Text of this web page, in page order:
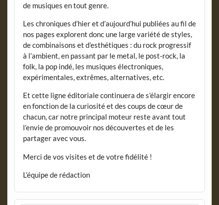
de musiques en tout genre.
Les chroniques d’hier et d’aujourd’hui publiées au fil de
nos pages explorent donc une large variété de styles,
de combinaisons et d’esthétiques : du rock progressif
à l’ambient, en passant par le metal, le post-rock, la
folk, la pop indé, les musiques électroniques,
expérimentales, extrêmes, alternatives, etc.
Et cette ligne éditoriale continuera de s’élargir encore
en fonction de la curiosité et des coups de cœur de
chacun, car notre principal moteur reste avant tout
l’envie de promouvoir nos découvertes et de les
partager avec vous.
Merci de vos visites et de votre fidélité !
L’équipe de rédaction